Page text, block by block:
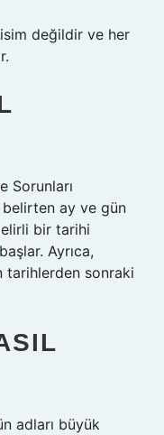
değildir ve her
Sorunları
belirten ay ve gün
bir tarihi
Ayrıca,
tarihlerden sonraki
adları büyük